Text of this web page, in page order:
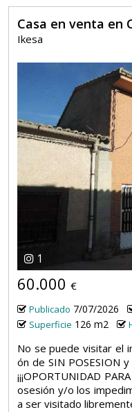
Casa en venta en
Ikesa
1
60.000 €
Publicado 7/07/2026
Superficie 126 m2
No se puede visitar el
ón de SIN POSESION
¡¡¡OPORTUNIDAD
osesión y/o los
a ser visitado